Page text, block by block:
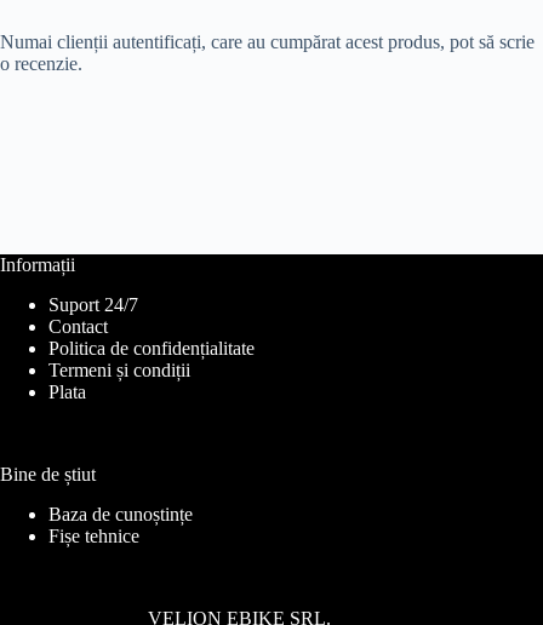
Numai clienții autentificați, care au cumpărat acest produs, pot să scrie
o recenzie.
Informații
Suport 24/7
Contact
Politica de confidențialitate
Termeni și condiții
Plata
Bine de știut
Baza de cunoștințe
Fișe tehnice
VELION EBIKE SRL.